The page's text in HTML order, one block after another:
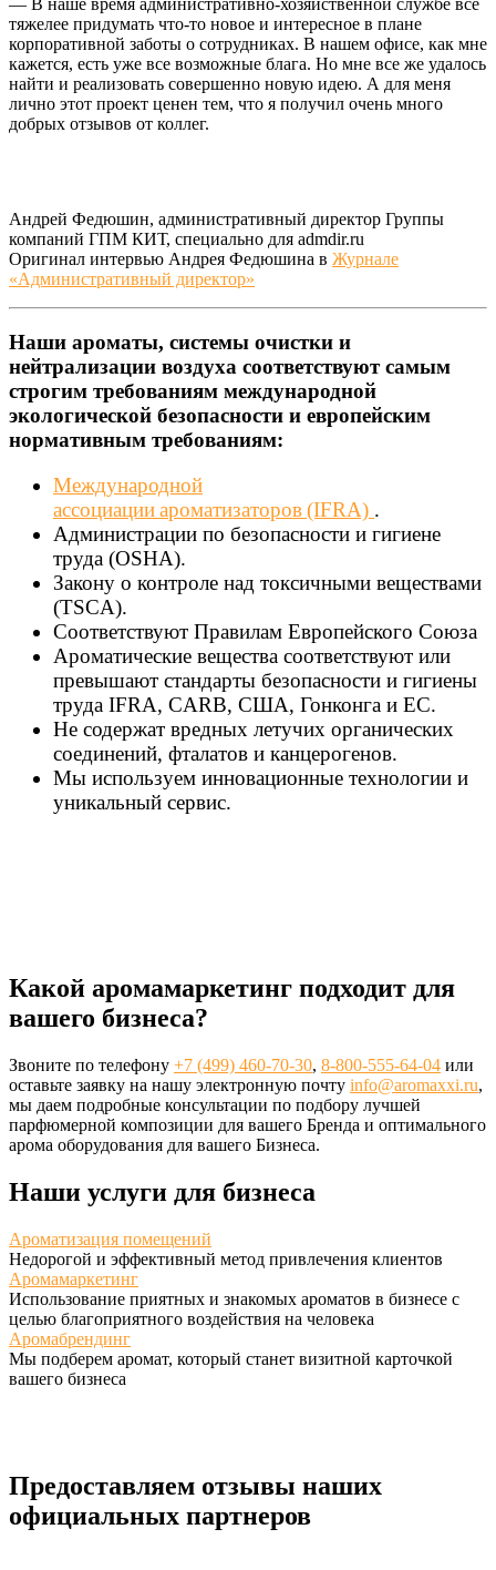
— В наше время административно-хозяйственной службе все
тяжелее придумать что-то новое и интересное в плане
корпоративной заботы о сотрудниках. В нашем офисе, как мне
кажется, есть уже все возможные блага. Но мне все же удалось
найти и реализовать совершенно новую идею. А для меня
лично этот проект ценен тем, что я получил очень много
добрых отзывов от коллег.
Андрей Федюшин, административный директор Группы
компаний ГПМ КИТ, специально для admdir.ru
Оригинал интервью Андрея Федюшина в Журнале
«Административный директор»
Наши ароматы, системы очистки и
нейтрализации воздуха соответствуют самым
строгим требованиям международной
экологической безопасности и европейским
нормативным требованиям:
Международной
ассоциации ароматизаторов (IFRA) .
Администрации по безопасности и гигиене
труда (OSHA).
Закону о контроле над токсичными веществами
(TSCA).
Соответствуют Правилам Европейского Союза
Ароматические вещества соответствуют или
превышают стандарты безопасности и гигиены
труда IFRA, CARB, США, Гонконга и ЕС.
Не содержат вредных летучих органических
соединений, фталатов и канцерогенов.
Мы используем инновационные технологии и
уникальный сервис.
Какой аромамаркетинг подходит для
вашего бизнеса?
Звоните по телефону +7 (499) 460-70-30, 8-800-555-64-04 или
оставьте заявку на нашу электронную почту info@aromaxxi.ru,
мы даем подробные консультации по подбору лучшей
парфюмерной композиции для вашего Бренда и оптимального
арома оборудования для вашего Бизнеса.
Наши услуги для бизнеса
Ароматизация помещений
Недорогой и эффективный метод привлечения клиентов
Аромамаркетинг
Использование приятных и знакомых ароматов в бизнесе с
целью благоприятного воздействия на человека
Аромабрендинг
Мы подберем аромат, который станет визитной карточкой
вашего бизнеса
Предоставляем отзывы наших
официальных партнеров